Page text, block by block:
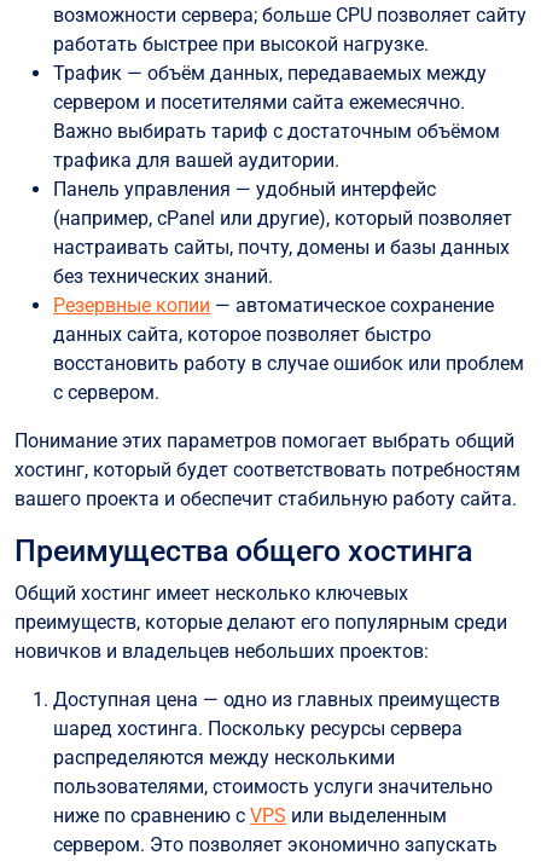
возможности сервера; больше CPU позволяет сайту
работать быстрее при высокой нагрузке.
Трафик — объём данных, передаваемых между
сервером и посетителями сайта ежемесячно.
Важно выбирать тариф с достаточным объёмом
трафика для вашей аудитории.
Панель управления — удобный интерфейс
(например, cPanel или другие), который позволяет
настраивать сайты, почту, домены и базы данных
без технических знаний.
Резервные копии — автоматическое сохранение
данных сайта, которое позволяет быстро
восстановить работу в случае ошибок или проблем
с сервером.
Понимание этих параметров помогает выбрать общий
хостинг, который будет соответствовать потребностям
вашего проекта и обеспечит стабильную работу сайта.
Преимущества общего хостинга
Общий хостинг имеет несколько ключевых
преимуществ, которые делают его популярным среди
новичков и владельцев небольших проектов:
Доступная цена — одно из главных преимуществ
шаред хостинга. Поскольку ресурсы сервера
распределяются между несколькими
пользователями, стоимость услуги значительно
ниже по сравнению с VPS или выделенным
сервером. Это позволяет экономично запускать